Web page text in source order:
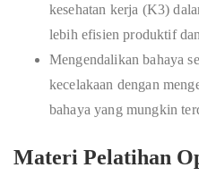
kesehatan kerja (K3)
lebih efisien produktif
Mengendalikan bahaya
kecelakaan dengan
bahaya yang mungkin
Materi Pelatihan